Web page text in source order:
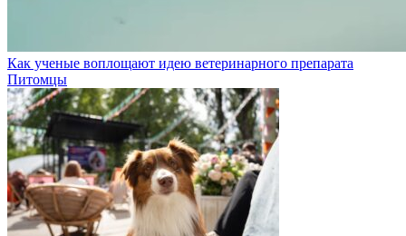
Как ученые воплощают идею ветеринарного препарата
Питомцы